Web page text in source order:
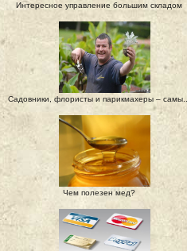
Интересное управление большим складом
Садовники, флористы и парикмахеры – самы...
Чем полезен мед?